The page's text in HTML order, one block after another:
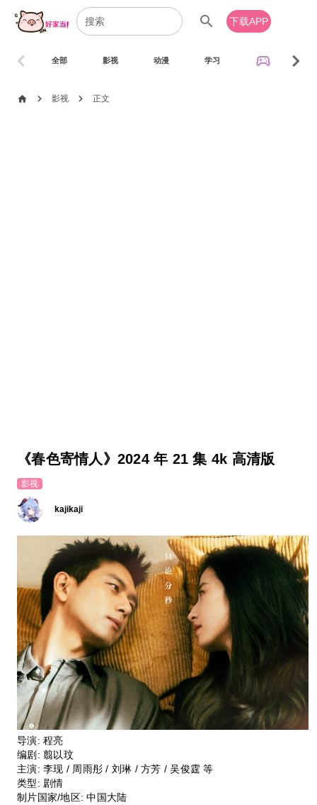
search 下载APP
全部 影视 动漫 学习 sports_esports
chevron_left chevron_right
home chevron_right 影视 chevron_right 正文
《春色寄情人》2024 年 21 集 4k 高清版
影视
kajikaji
导演: 程亮
编剧: 翦以玟
主演: 李现 / 周雨彤 / 刘琳 / 方芳 / 吴俊霆 等
类型: 剧情
制片国家/地区: 中国大陆